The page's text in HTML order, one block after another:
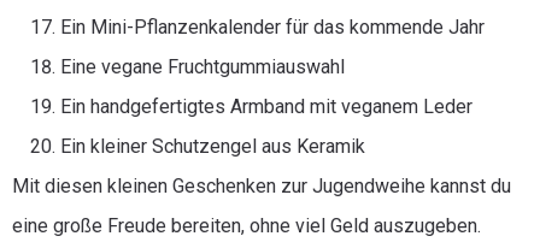
Ein Mini-Pflanzenkalender für das kommende Jahr
Eine vegane Fruchtgummiauswahl
Ein handgefertigtes Armband mit veganem Leder
Ein kleiner Schutzengel aus Keramik
Mit diesen kleinen Geschenken zur Jugendweihe kannst du
eine große Freude bereiten, ohne viel Geld auszugeben.